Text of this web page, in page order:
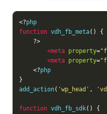
<?
function vdh_fb_meta()
{
?>
<meta property=
<meta property=
<?
}
add_action( 'wp_head' ,
function vdh_fb_sdk()
{